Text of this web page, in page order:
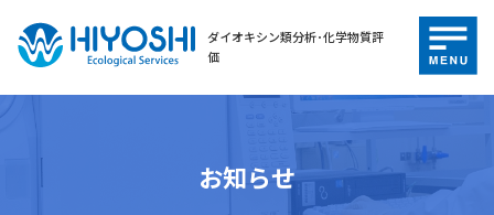
ダイオキシン類分析･化学物質評
価
お知らせ